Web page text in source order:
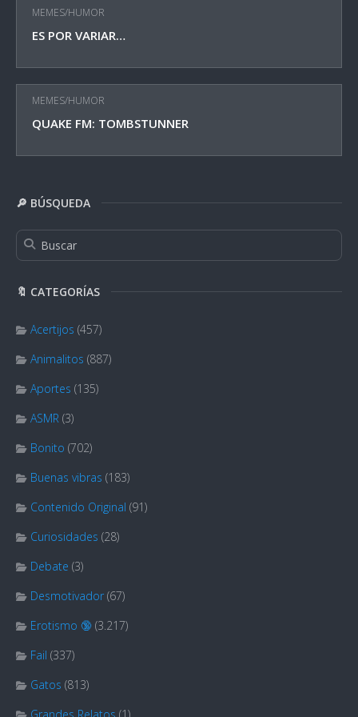
MEMES/HUMOR
ES POR VARIAR…
MEMES/HUMOR
QUAKE FM: TOMBSTUNNER
🔎 BÚSQUEDA
🔖 CATEGORÍAS
Acertijos (457)
Animalitos (887)
Aportes (135)
ASMR (3)
Bonito (702)
Buenas vibras (183)
Contenido Original (91)
Curiosidades (28)
Debate (3)
Desmotivador (67)
Erotismo 🔞 (3.217)
Fail (337)
Gatos (813)
Grandes Relatos (1)